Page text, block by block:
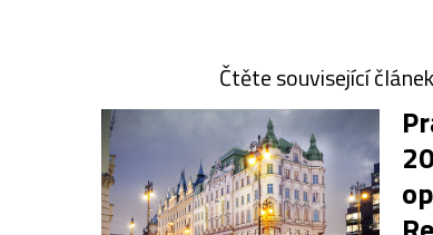
Čtěte související